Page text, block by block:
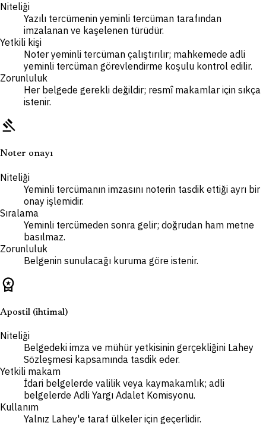
Niteliği
Yazılı tercümenin yeminli tercüman tarafından
imzalanan ve kaşelenen türüdür.
Yetkili kişi
Noter yeminli tercüman çalıştırılır; mahkemede adli
yeminli tercüman görevlendirme koşulu kontrol edilir.
Zorunluluk
Her belgede gerekli değildir; resmî makamlar için sıkça
istenir.
gavel
Noter onayı
Niteliği
Yeminli tercümanın imzasını noterin tasdik ettiği ayrı bir
onay işlemidir.
Sıralama
Yeminli tercümeden sonra gelir; doğrudan ham metne
basılmaz.
Zorunluluk
Belgenin sunulacağı kuruma göre istenir.
workspace_premium
Apostil (ihtimal)
Niteliği
Belgedeki imza ve mühür yetkisinin gerçekliğini Lahey
Sözleşmesi kapsamında tasdik eder.
Yetkili makam
İdari belgelerde valilik veya kaymakamlık; adli
belgelerde Adli Yargı Adalet Komisyonu.
Kullanım
Yalnız Lahey'e taraf ülkeler için geçerlidir.